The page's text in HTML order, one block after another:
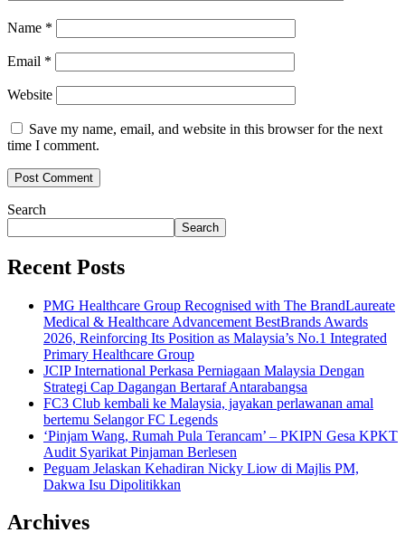
Name *
Email *
Website
Save my name, email, and website in this browser for the next
time I comment.
Search
Search
Recent Posts
PMG Healthcare Group Recognised with The BrandLaureate
Medical & Healthcare Advancement BestBrands Awards
2026, Reinforcing Its Position as Malaysia’s No.1 Integrated
Primary Healthcare Group
JCIP International Perkasa Perniagaan Malaysia Dengan
Strategi Cap Dagangan Bertaraf Antarabangsa
FC3 Club kembali ke Malaysia, jayakan perlawanan amal
bertemu Selangor FC Legends
‘Pinjam Wang, Rumah Pula Terancam’ – PKIPN Gesa KPKT
Audit Syarikat Pinjaman Berlesen
Peguam Jelaskan Kehadiran Nicky Liow di Majlis PM,
Dakwa Isu Dipolitikkan
Archives